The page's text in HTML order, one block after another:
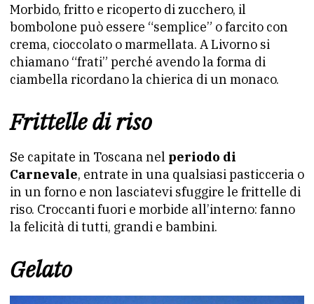
Morbido, fritto e ricoperto di zucchero, il
bombolone può essere “semplice” o farcito con
crema, cioccolato o marmellata. A Livorno si
chiamano “frati” perché avendo la forma di
ciambella ricordano la chierica di un monaco.
Frittelle di riso
Se capitate in Toscana nel periodo di
Carnevale, entrate in una qualsiasi pasticceria o
in un forno e non lasciatevi sfuggire le frittelle di
riso. Croccanti fuori e morbide all’interno: fanno
la felicità di tutti, grandi e bambini.
Gelato